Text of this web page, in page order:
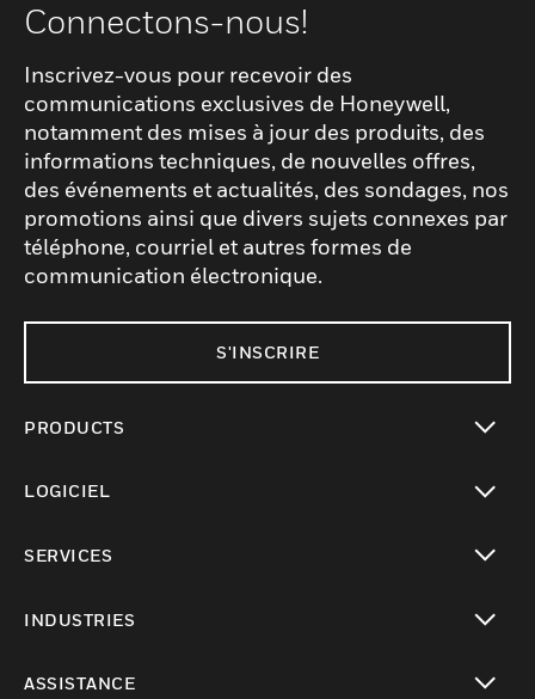
Connectons-nous!
Inscrivez-vous pour recevoir des
communications exclusives de Honeywell,
notamment des mises à jour des produits, des
informations techniques, de nouvelles offres,
des événements et actualités, des sondages, nos
promotions ainsi que divers sujets connexes par
téléphone, courriel et autres formes de
communication électronique.
S'INSCRIRE
PRODUCTS
LOGICIEL
SERVICES
INDUSTRIES
ASSISTANCE